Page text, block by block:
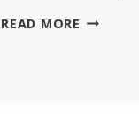
READ MORE PFIZER